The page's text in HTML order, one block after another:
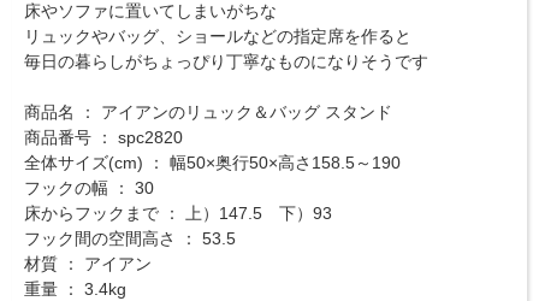
床やソファに置いてしまいがちな
リュックやバッグ、ショールなどの指定席を作ると
毎日の暮らしがちょっぴり丁寧なものになりそうです
商品名 ： アイアンのリュック＆バッグ スタンド
商品番号 ： spc2820
全体サイズ(cm) ： 幅50×奥行50×高さ158.5～190
フックの幅 ： 30
床からフックまで ： 上）147.5 下）93
フック間の空間高さ ： 53.5
材質 ： アイアン
重量 ： 3.4kg